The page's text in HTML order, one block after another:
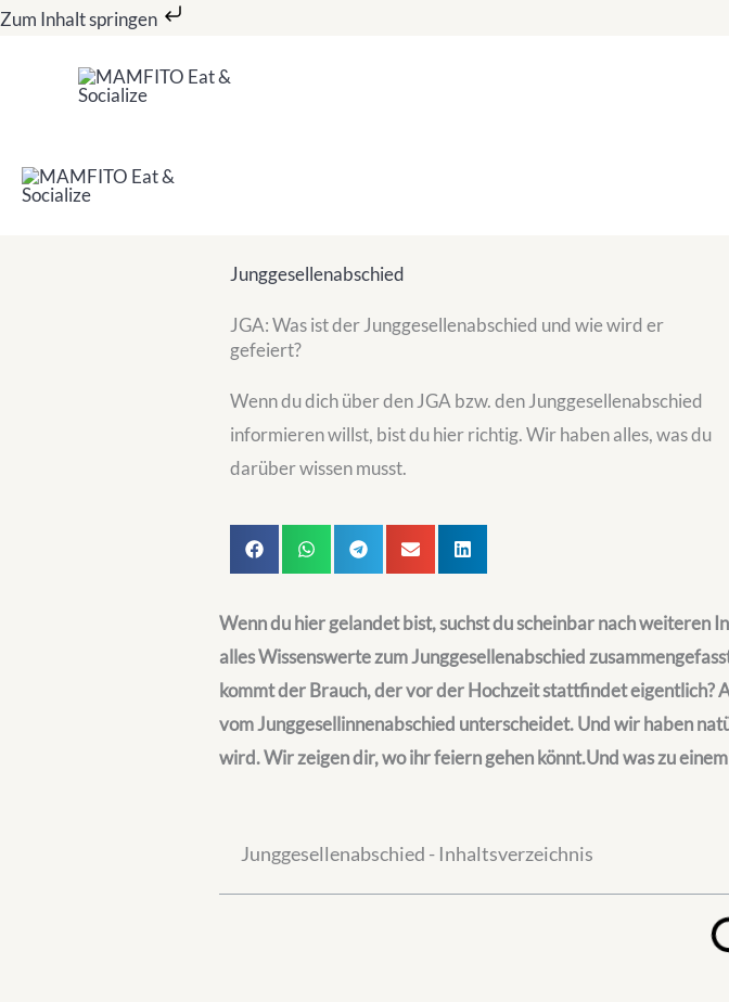
Zum Inhalt springen
Zum
Junggesellenabschied
JGA: Was ist der Junggesellenabschied und wie wird er
gefeiert?
Wenn du dich über den JGA bzw. den Junggesellenabschied
informieren willst, bist du hier richtig. Wir haben alles, was du
darüber wissen musst.
Wenn du hier gelandet bist, suchst du scheinbar nach weiteren
alles Wissenswerte zum Junggesellenabschied
kommt der Brauch, der vor der Hochzeit stattfindet eigentlich?
vom Junggesellinnenabschied unterscheidet. Und wir haben
wird. Wir zeigen dir, wo ihr feiern gehen könnt.Und was zu
Junggesellenabschied - Inhaltsverzeichnis